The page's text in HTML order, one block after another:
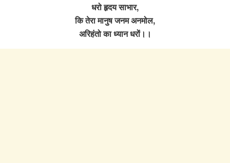
धरो हृदय साभार,
कि तेरा मानुष जनम अनमोल,
अरिहंतो का ध्यान धरों।।